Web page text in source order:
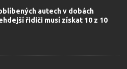
autech v dobách
řidiči musí získat 10 z 10